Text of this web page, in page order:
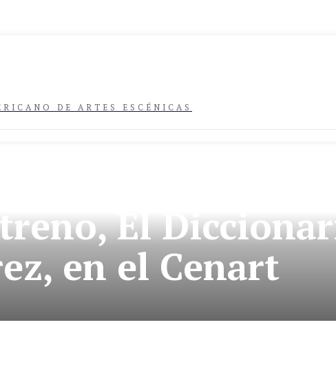
DE ARTES ESCÉNICAS
El
en el Cenart